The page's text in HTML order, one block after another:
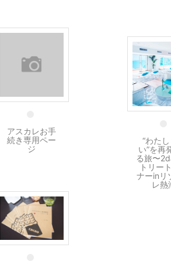
アスカレお手
続き専用ペー
ジ
“わた
い”を再
る旅〜
トリー
ナーinリ
レ熱
14 12月